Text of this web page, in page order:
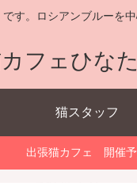
す。ロシアンブルーを
猫スタッフ
出張猫カフェ 開催